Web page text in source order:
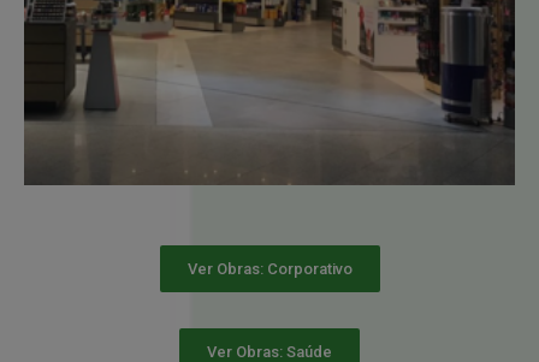
Ver Obras: Corporativo
Ver Obras: Saúde